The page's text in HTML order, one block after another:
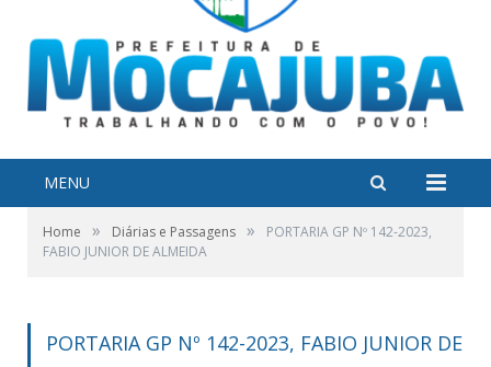
MENU
Home » Diárias e Passagens »
PORTARIA GP Nº 142-2023,
FABIO JUNIOR DE ALMEIDA
PORTARIA GP Nº 142-2023, FABIO JUNIOR DE